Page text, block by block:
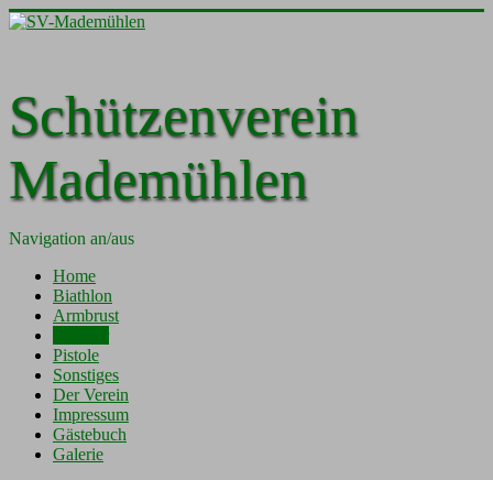
Schützenverein
Mademühlen
Navigation an/aus
Home
Biathlon
Armbrust
Pistole
Sonstiges
Der Verein
Impressum
Gästebuch
Galerie